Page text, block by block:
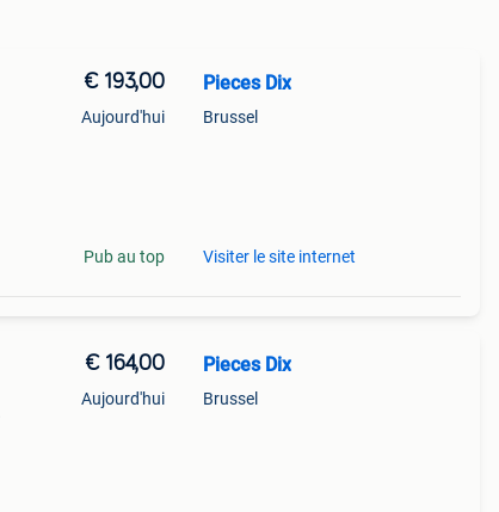
€ 193,00
Aujourd'hui
Pub au top
Pieces Dix
Brussel
Visiter le site internet
€ 164,00
Aujourd'hui
Pieces Dix
Brussel